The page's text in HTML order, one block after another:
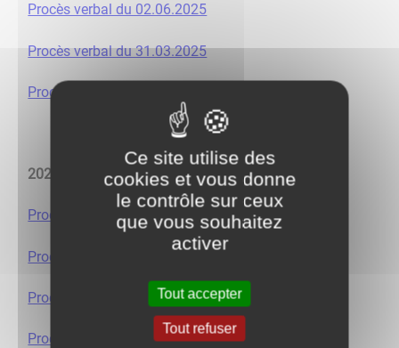
Procès verbal du 02.06.2025
Procès verbal du 31.03.2025
Procès verbal du 03.02.2025
2024
Procès verbal 02.12.2024
Procès verbal 03.10.2024
Procès verbal 16.09.2024
Procès verbal 08.07.2024
Ce site utilise des
cookies et vous donne
le contrôle sur ceux
que vous souhaitez
activer
Tout accepter
Tout refuser